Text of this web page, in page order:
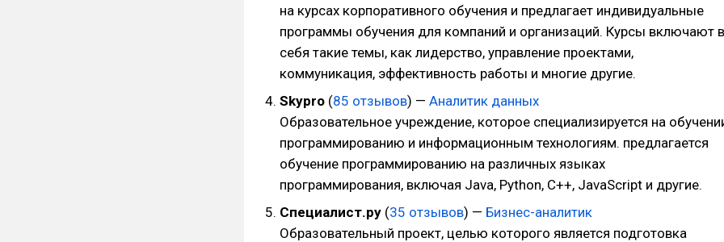
на курсах корпоративного обучения и предлагает индивидуальные
программы обучения для компаний и организаций. Курсы включают в
себя такие темы, как лидерство, управление проектами,
коммуникация, эффективность работы и многие другие.
Skypro (85 отзывов) — Аналитик данных
Образовательное учреждение, которое специализируется на
программированию и информационным технологиям. предлагается
обучение программированию на различных языках
программирования, включая Java, Python, C++, JavaScript и другие.
Специалист.ру (35 отзывов) — Бизнес-аналитик
Образовательный проект, целью которого является подготовка